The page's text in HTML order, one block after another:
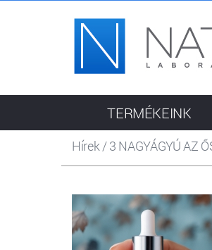
Hírek/3 NAGYÁGYÚ AZ
TERMÉKEINK